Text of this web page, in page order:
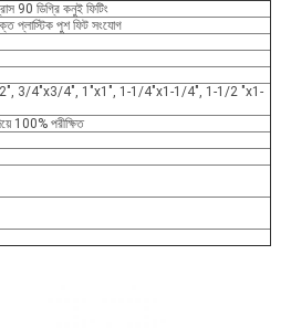
90 ডিগ্রি কনুই ফিটিং
প্লাস্টিক পুশ ফিট সংযোগ
3/4"x3/4", 1"x1", 1-1/4"x1-1/4", 1-1/2 "x1-
100% পরীক্ষিত